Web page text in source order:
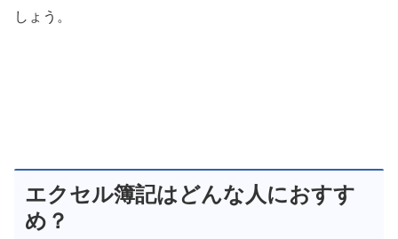
しょう。
エクセル簿記はどんな人におすす
め？